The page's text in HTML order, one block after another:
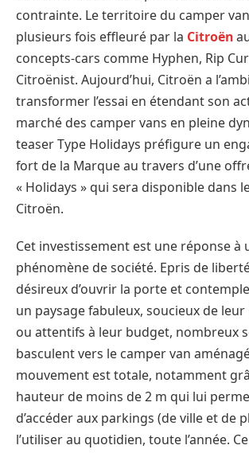
contrainte. Le territoire du camper
plusieurs fois effleuré par la Citroën
concepts-cars comme Hyphen, Rip
Citroënist. Aujourd’hui, Citroën a
transformer l’essai en étendant son
marché des camper vans en pleine
teaser Type Holidays préfigure un
fort de la Marque au travers d’une
« Holidays » qui sera disponible dans
Citroën.
Cet investissement est une réponse à
phénomène de société. Epris de
désireux d’ouvrir la porte et
un paysage fabuleux, soucieux de
ou attentifs à leur budget, nombreux
basculent vers le camper van
mouvement est totale, notamment
hauteur de moins de 2 m qui lui
d’accéder aux parkings (de ville et de
l’utiliser au quotidien, toute l’année.